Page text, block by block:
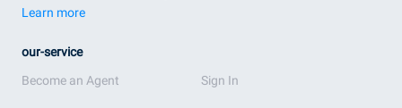
Learn more
our-service
Become an Agent
Sign In